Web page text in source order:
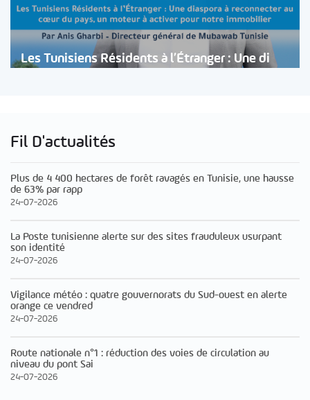
Les Tunisiens Résidents à l’Étranger : Une di
Fil D'actualités
Plus de 4 400 hectares de forêt ravagés en Tunisie, une hausse
de 63% par rapp
24-07-2026
La Poste tunisienne alerte sur des sites frauduleux usurpant
son identité
24-07-2026
Vigilance météo : quatre gouvernorats du Sud-ouest en alerte
orange ce vendred
24-07-2026
Route nationale n°1 : réduction des voies de circulation au
niveau du pont Sai
24-07-2026